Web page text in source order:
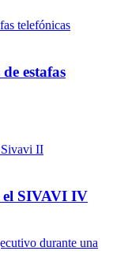
estafas
el SIVAVI IV